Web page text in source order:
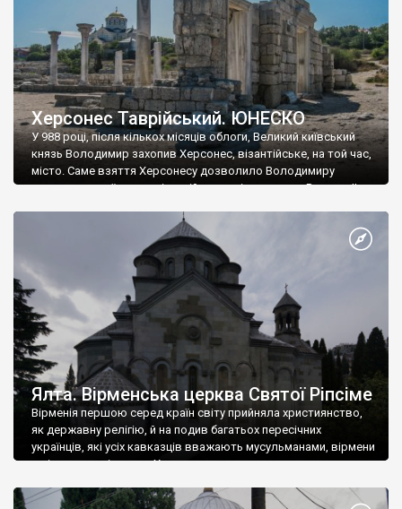
Херсонес Таврійський. ЮНЕСКО
У 988 році, після кількох місяців облоги, Великий київський
князь Володимир захопив Херсонес, візантійське, на той час,
місто. Саме взяття Херсонесу дозволило Володимиру
диктувати свої умови візантійському імператору Василю ІІ, та
Херсонесі Володимир-язичник, став Василем-християнином.
А потім було Хрещення Русі. На честь Херсонесу Таврійського
Ялта. Вірменська церква Святої Ріпсіме
Вірменія першою серед країн світу прийняла християнство,
як державну релігію, й на подив багатьох пересічних
українців, які усіх кавказців вважають мусульманами, вірмени
є відданими вірянами Христа